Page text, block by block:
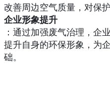
改善周边空气质量，对保
企业形象提升
：通过加强废气治理，企
提升自身的环保形象，为
础。